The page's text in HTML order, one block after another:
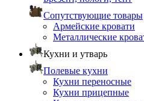
Сопутствующие товары
Армейские кровати
Металлические
Кухни и утварь
Полевые кухни
Кухни переносные
Кухни прицепные